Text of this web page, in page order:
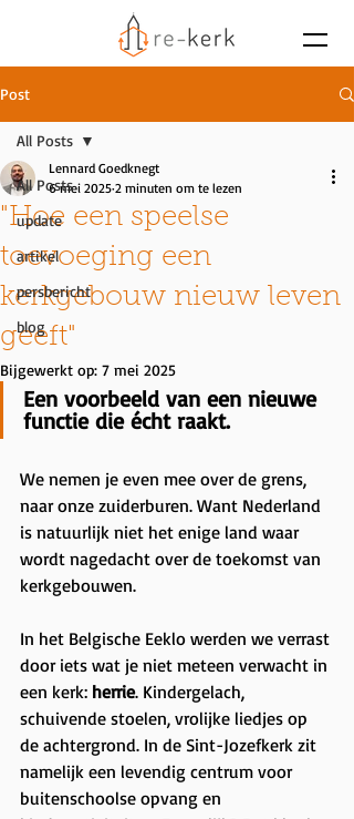
Post
All Posts
update
artikel
persbericht
blog
All Posts
"Hoe een speelse
toevoeging een
kerkgebouw nieuw leven
geeft"
Lennard Goedknegt
6 mei 2025 2 minuten om te lezen
Bijgewerkt op: 7 mei 2025
Een voorbeeld van een nieuwe
functie die écht raakt.
We nemen je even mee over de grens,
naar onze zuiderburen. Want Nederland
is natuurlijk niet het enige land waar
wordt nagedacht over de toekomst van
kerkgebouwen.
In het Belgische Eeklo werden we verrast
door iets wat je niet meteen verwacht in
een kerk: herrie. Kindergelach,
schuivende stoelen, vrolijke liedjes op
de achtergrond. In de Sint-Jozefkerk zit
namelijk een levendig centrum voor
buitenschoolse opvang en